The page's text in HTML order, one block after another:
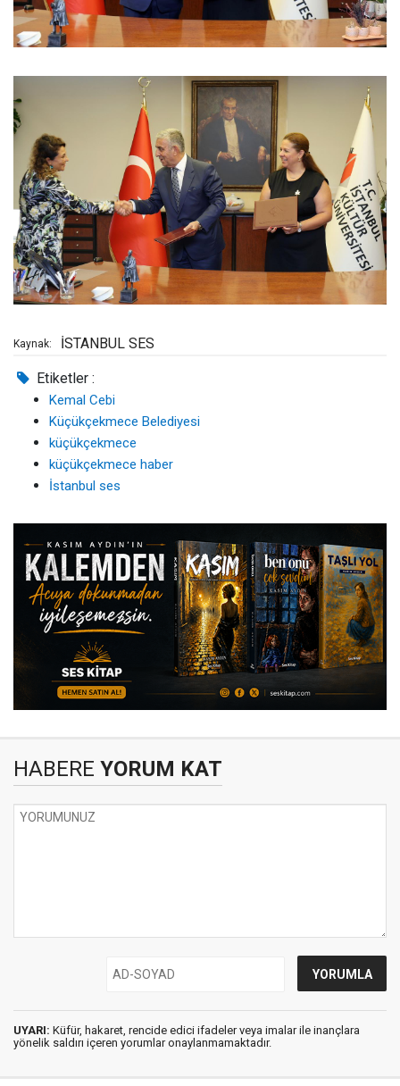
Kaynak: İSTANBUL SES
Etiketler :
Kemal Cebi
Küçükçekmece Belediyesi
küçükçekmece
küçükçekmece haber
İstanbul ses
HABERE YORUM KAT
UYARI: Küfür, hakaret, rencide edici ifadeler veya imalar ile inançlara
yönelik saldırı içeren yorumlar onaylanmamaktadır.